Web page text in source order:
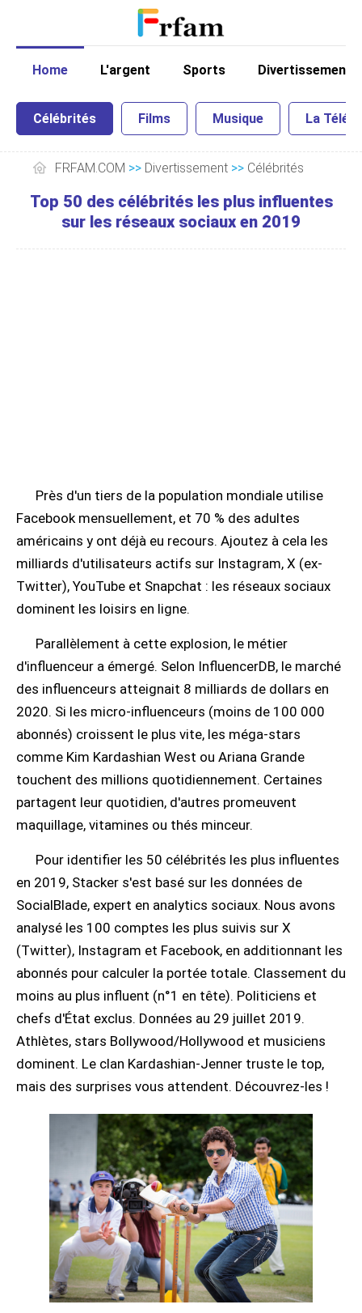
Home L'argent Sports Divertissement
Célébrités Films Musique La Télé
FRFAM.COM >> Divertissement >> Célébrités
Top 50 des célébrités les plus influentes
sur les réseaux sociaux en 2019
Près d'un tiers de la population mondiale utilise
Facebook mensuellement, et 70 % des adultes
américains y ont déjà eu recours. Ajoutez à cela les
milliards d'utilisateurs actifs sur Instagram, X (ex-
Twitter), YouTube et Snapchat : les réseaux sociaux
dominent les loisirs en ligne.
Parallèlement à cette explosion, le métier
d'influenceur a émergé. Selon InfluencerDB, le marché
des influenceurs atteignait 8 milliards de dollars en
2020. Si les micro-influenceurs (moins de 100 000
abonnés) croissent le plus vite, les méga-stars
comme Kim Kardashian West ou Ariana Grande
touchent des millions quotidiennement. Certaines
partagent leur quotidien, d'autres promeuvent
maquillage, vitamines ou thés minceur.
Pour identifier les 50 célébrités les plus influentes
en 2019, Stacker s'est basé sur les données de
SocialBlade, expert en analytics sociaux. Nous avons
analysé les 100 comptes les plus suivis sur X
(Twitter), Instagram et Facebook, en additionnant les
abonnés pour calculer la portée totale. Classement du
moins au plus influent (n°1 en tête). Politiciens et
chefs d'État exclus. Données au 29 juillet 2019.
Athlètes, stars Bollywood/Hollywood et musiciens
dominent. Le clan Kardashian-Jenner truste le top,
mais des surprises vous attendent. Découvrez-les !